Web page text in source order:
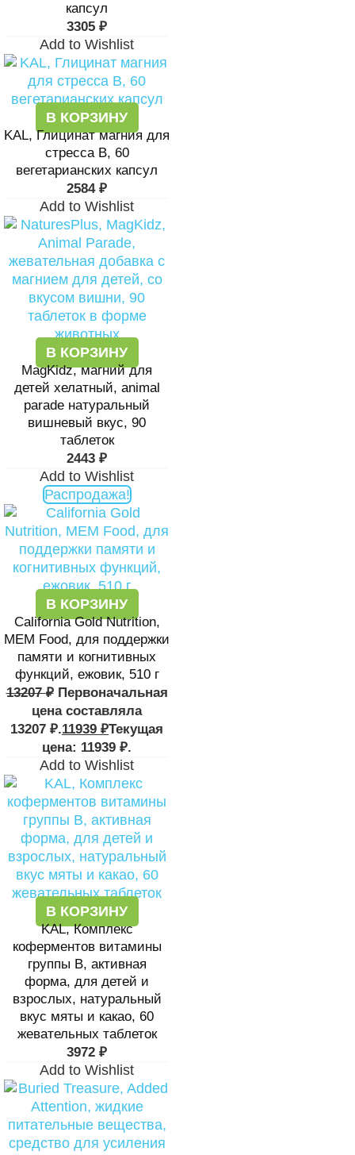
капсул
3305 ₽
Add to Wishlist
В КОРЗИНУ
KAL, Глицинат магния для
стресса B, 60
вегетарианских капсул
2584 ₽
Add to Wishlist
В КОРЗИНУ
MagKidz, магний для
детей хелатный, animal
parade натуральный
вишневый вкус, 90
таблеток
2443 ₽
Add to Wishlist
Распродажа!
В КОРЗИНУ
California Gold Nutrition,
MEM Food, для поддержки
памяти и когнитивных
функций, ежовик, 510 г
13207₽ Первоначальная
цена составляла
13207 ₽.11939 ₽Текущая
цена: 11939 ₽.
Add to Wishlist
В КОРЗИНУ
KAL, Комплекс
коферментов витамины
группы B, активная
форма, для детей и
взрослых, натуральный
вкус мяты и какао, 60
жевательных таблеток
3972 ₽
Add to Wishlist